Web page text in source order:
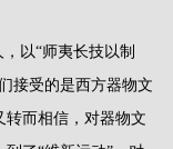
，以“师夷长技以制
接受的是西方器物文
转而相信，对器物文